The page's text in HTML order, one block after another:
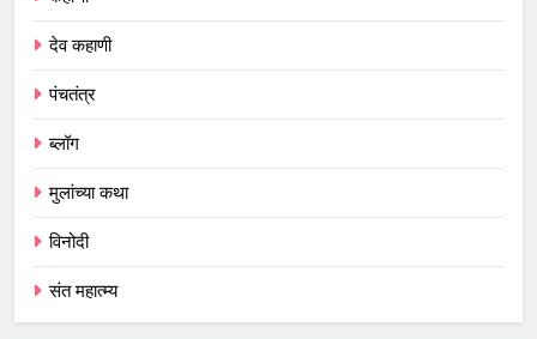
देव कहाणी
पंचतंत्र
ब्लॉग
मुलांच्या कथा
विनोदी
संत महात्म्य